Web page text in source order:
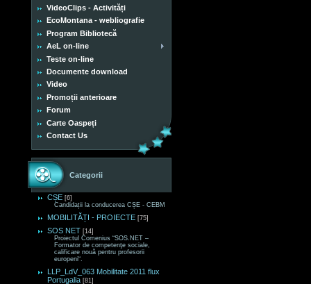
VideoClips - Activități
EcoMontana - webliografie
Program Bibliotecă
AeL on-line
Teste on-line
Documente download
Video
Promoții anterioare
Forum
Carte Oaspeți
Contact Us
Categorii
CȘE [6]
Candidații la conducerea CȘE - CEBM
MOBILITĂȚI - PROIECTE [75]
SOS NET [14]
Proiectul Comenius “SOS.NET –
Formator de competenţe sociale,
calificare nouă pentru profesorii
europeni“.
LLP_LdV_063 Mobilitate 2011 flux
Portugalia [81]